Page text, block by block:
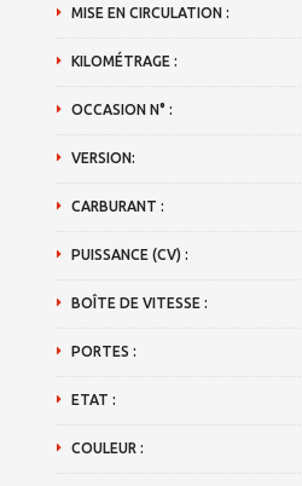
MISE EN CIRCULATION :
KILOMÉTRAGE :
OCCASION N° :
VERSION:
CARBURANT :
PUISSANCE (CV) :
BOÎTE DE VITESSE :
PORTES :
ETAT :
COULEUR :